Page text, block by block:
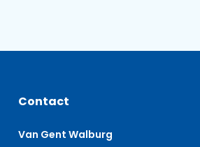
Contact
Van Gent Walburg